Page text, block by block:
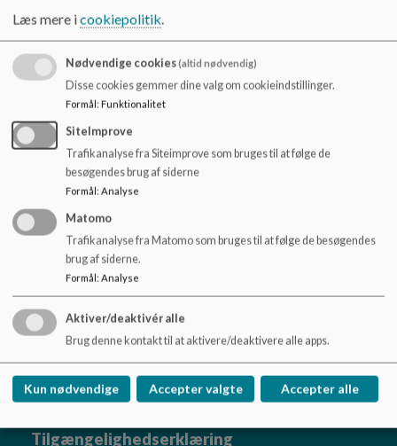
På forældremødet informeres forældre om skoleårets
planlægning, herunder årsplaner og aktiviteter som fx
lejrskoler, brobygningsforløb og praktikker.
I udskolingen deltager UUvejlederen typisk med et oplæg
omkring blandt andet mulighederne for ungdomsuddannelse
og efterskole.
På forældremødet præsenteres desuden eventuelle nye fag,
nye lærere og nye pædagoger.
Frederiksgård Skole
Ørholmgade 8, 2200 Kbh N
frg@kk.dk
35305650
Tilgængelighedserklæring
Læs mere icookiepolitik.
Nødvendige cookies(altid nødvendig)
Disse cookies gemmer dine valg om cookieindstillinger.
Formål: Funktionalitet
SiteImprove
Trafikanalyse fra Siteimprove som bruges til at følge de
besøgendes brug af siderne
Formål: Analyse
Matomo
Trafikanalyse fra Matomo som bruges til at følge de besøgendes
brug af siderne.
Formål: Analyse
Aktiver/deaktivér alle
Brug denne kontakt til at aktivere/deaktivere alle apps.
Kun nødvendige Accepter valgte Accepter alle